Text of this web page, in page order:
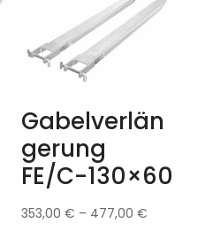
Gabelverlän
gerung
FE/C-130×60
353,00€ – 477,00€